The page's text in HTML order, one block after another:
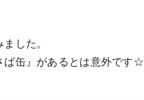
した。
ば缶』があるとは意外です☆